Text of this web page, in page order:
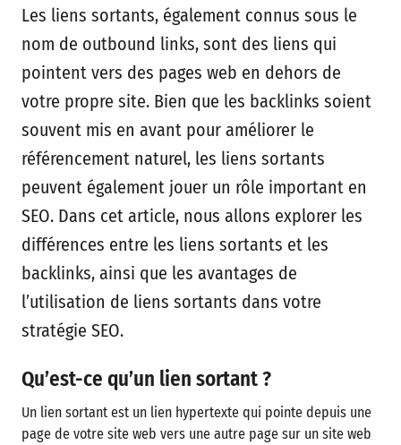
Les liens sortants, également connus sous le
nom de outbound links, sont des liens qui
pointent vers des pages web en dehors de
votre propre site. Bien que les backlinks soient
souvent mis en avant pour améliorer le
référencement naturel, les liens sortants
peuvent également jouer un rôle important en
SEO. Dans cet article, nous allons explorer les
différences entre les liens sortants et les
backlinks, ainsi que les avantages de
l’utilisation de liens sortants dans votre
stratégie SEO.
Qu’est-ce qu’un lien sortant ?
Un lien sortant est un lien hypertexte qui pointe depuis une
page de votre site web vers une autre page sur un site web